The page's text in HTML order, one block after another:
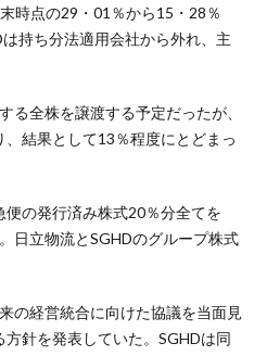
時点の29・01％から15・28％
は持ち分法適用会社から外れ、主
る全株を譲渡する予定だったが、
結果として13％程度にとどまっ
の発行済み株式20％分全てを
日立物流とSGHDのグループ株式
の経営統合に向けた協議を当面見
針を発表していた。SGHDは同